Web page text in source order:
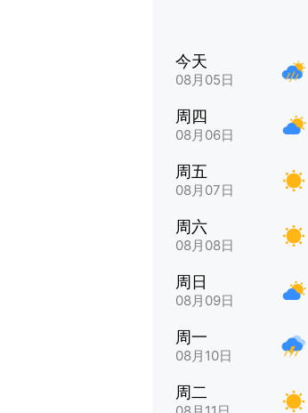
今天
08月05日
周四
08月06日
周五
08月07日
周六
08月08日
周日
08月09日
周一
08月10日
周二